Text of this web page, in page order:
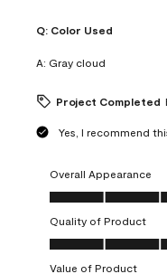
Q: Color Used
A: Gray cloud
Project Completed
Yes, I recommend
Overall Appearance
Overall Appearance,
Quality of Product
Quality of Product,
Value of Product